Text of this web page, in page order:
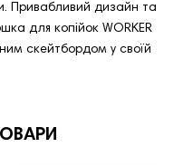
Привабливий дизайн та
для копійок WORKER
скейтбордом у своїй